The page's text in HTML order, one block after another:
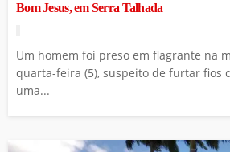
Bom Jesus, em Serra Talhada
Um homem foi preso em flagrante na
quarta-feira (5), suspeito de furtar fios
uma...